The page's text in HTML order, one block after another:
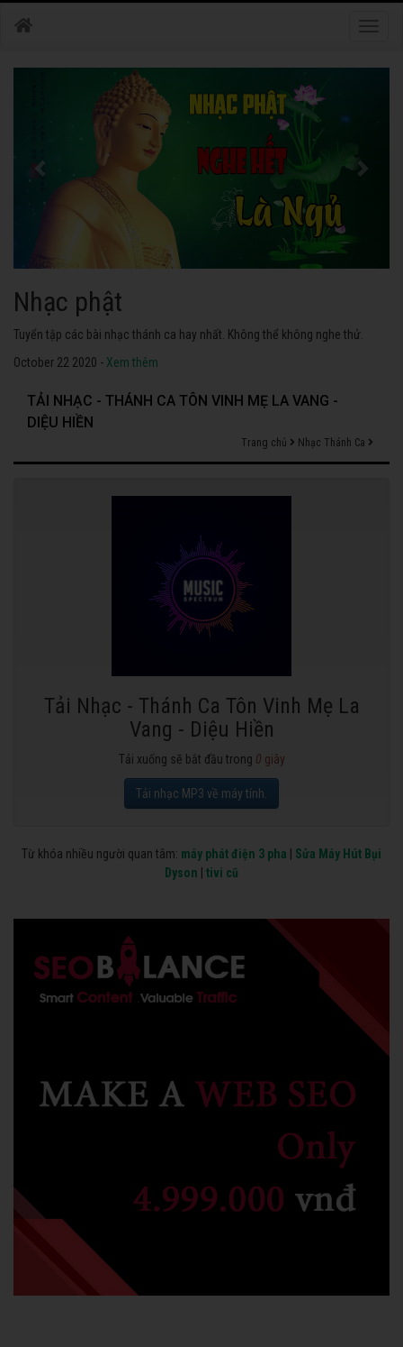
Nhạc phật
Tuyển tập các bài nhạc thánh ca hay nhất. Không thể không nghe thử.
October 22 2020 - Xem thêm
TẢI NHẠC - THÁNH CA TÔN VINH MẸ LA VANG -
DIỆU HIỀN
Trang chủ Nhạc Thánh Ca
Tải Nhạc - Thánh Ca Tôn Vinh Mẹ La
Vang - Diệu Hiền
Tải xuống sẽ bắt đầu trong 0 giây
Tải nhạc MP3 về máy tính.
Từ khóa nhiều người quan tâm: máy phát điện 3 pha
Sửa Máy Hút Bụi
Dyson
tivi cũ